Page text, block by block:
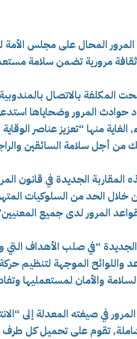
المحال على مجلس الأمة
ثقافة مرورية تضمن سلامة
المكلفة بالاتصال
حوادث المرور وضحاياها
الغاية منها “تعزيز عناصر
من أجل سلامة السائقين
المقاربة الجديدة في قانون
خلال الحد من السلوكيات
بقواعد المرور لدى جميع
“في صلب الأهداف التي
واللوائح الموجهة لتنظيم
والأمان لمستعمليها
في صيغته المعدلة إلى
شاملة, تقوم على تحميل كل طرف